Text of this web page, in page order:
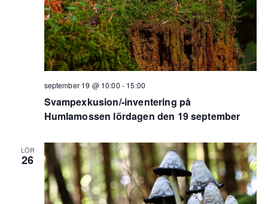
september 19 @ 10:00 - 15:00
Svampexkusion/-inventering på
Humlamossen lördagen den 19 september
LÖR
26